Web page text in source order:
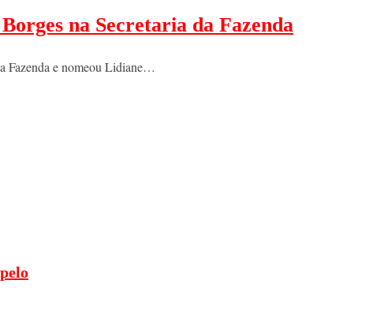
na Secretaria da Fazenda
Fazenda e nomeou Lidiane…